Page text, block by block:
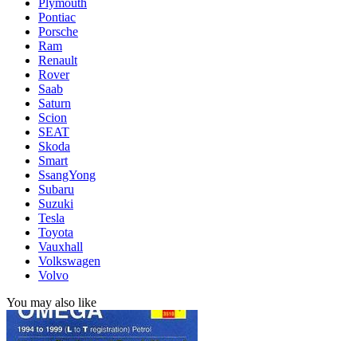
Pontiac
Porsche
Ram
Renault
Rover
Saab
Saturn
Scion
SEAT
Skoda
Smart
SsangYong
Subaru
Suzuki
Tesla
Toyota
Vauxhall
Volkswagen
Volvo
You may also like